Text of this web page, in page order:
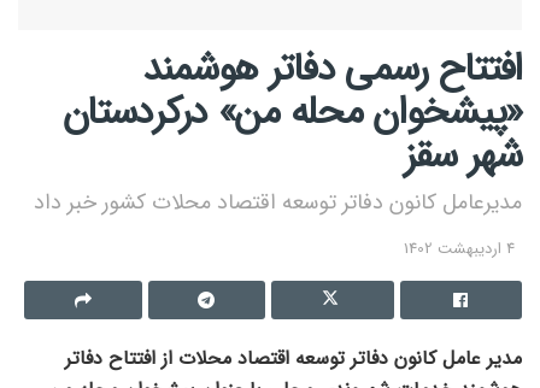
افتتاح رسمی دفاتر هوشمند
«پیشخوان محله من» درکردستان
شهر سقز
مدیرعامل کانون دفاتر توسعه اقتصاد محلات کشور خبر داد
4 اردیبهشت 1402
مدیر عامل کانون دفاتر توسعه اقتصاد محلات از افتتاح دفاتر